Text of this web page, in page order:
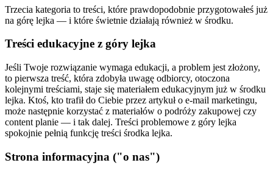
Trzecia kategoria to treści, które prawdopodobnie przygotowałeś już
na górę lejka — i które świetnie działają również w środku.
Treści edukacyjne z góry lejka
Jeśli Twoje rozwiązanie wymaga edukacji, a problem jest złożony,
to pierwsza treść, która zdobyła uwagę odbiorcy, otoczona
kolejnymi treściami, staje się materiałem edukacyjnym już w środku
lejka. Ktoś, kto trafił do Ciebie przez artykuł o e-mail marketingu,
może następnie korzystać z materiałów o podróży zakupowej czy
content planie — i tak dalej. Treści problemowe z góry lejka
spokojnie pełnią funkcję treści środka lejka.
Strona informacyjna ("o nas")